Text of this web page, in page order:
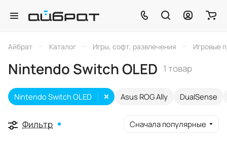
Айбрат – Каталог – Игры, софт, развлечения – Игровые
Nintendo Switch OLED 1 товар
Asus ROG Ally DualSense
Nintendo Switch OLED
Фильтр Сначала популярные